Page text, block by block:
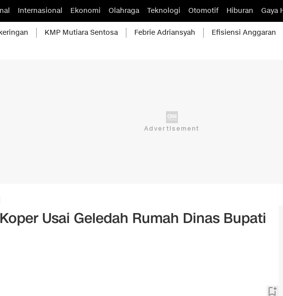
Internasional Ekonomi Olahraga Teknologi Otomotif Hiburan Gaya
KMP Mutiara Sentosa Febrie Adriansyah Efisiensi Anggaran
Usai Geledah Rumah Dinas Bupati